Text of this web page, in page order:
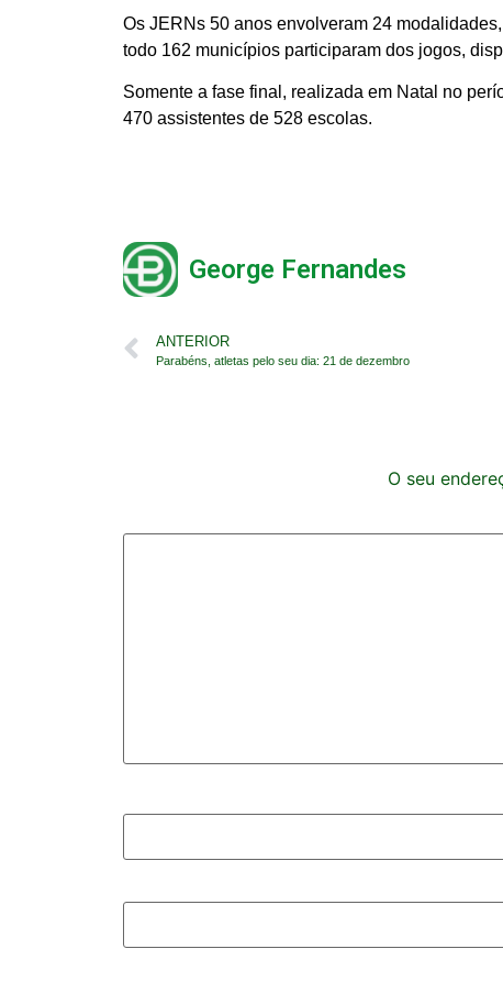
Os JERNs 50 anos envolveram 24
todo 162 municípios participaram dos jogos,
Somente a fase final, realizada em Natal no
470 assistentes de 528 escolas.
George Fernandes
ANTERIOR
Parabéns, atletas pelo seu dia: 21 de dezembro
O seu